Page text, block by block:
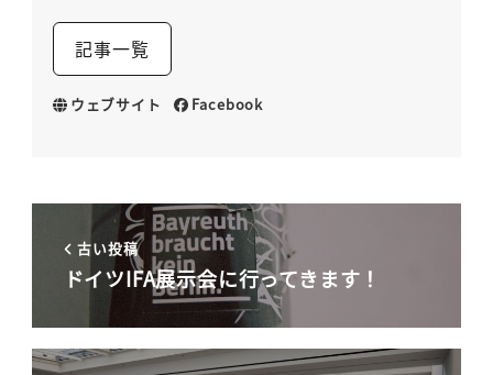
記事一覧
ウェブサイト Facebook
古い投稿
ドイツIFA展示会に行ってきます！